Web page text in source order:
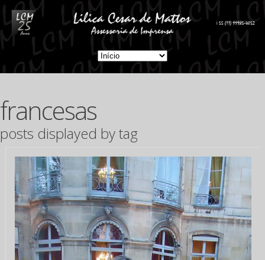
francesas
posts displayed by tag